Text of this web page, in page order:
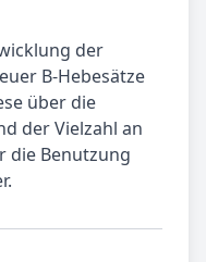
der
B-Hebesätze
über die
der Vielzahl an
die Benutzung